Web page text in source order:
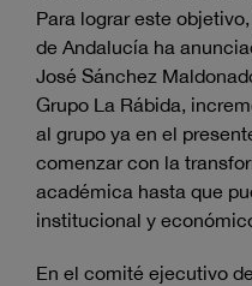
Para lograr este
de Andalucía ha
José Sánchez
Grupo La Rábida,
al grupo ya en el
comenzar con la
académica hasta que
institucional y
En el comité ejecutivo